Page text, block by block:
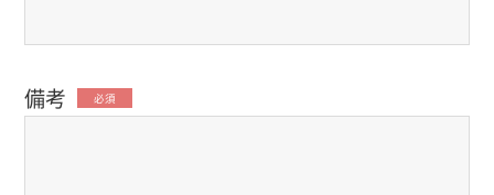
備考 必須